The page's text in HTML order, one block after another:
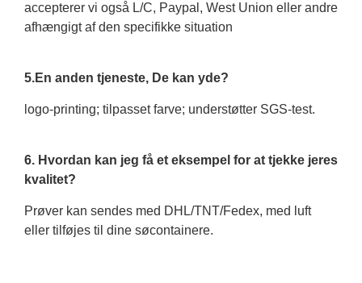
accepterer vi også L/C, Paypal, West Union eller andre
afhængigt af den specifikke situation
5.En anden tjeneste, De kan yde?
logo-printing; tilpasset farve; understøtter SGS-test.
6. Hvordan kan jeg få et eksempel for at tjekke jeres
kvalitet?
Prøver kan sendes med DHL/TNT/Fedex, med luft
eller tilføjes til dine søcontainere.